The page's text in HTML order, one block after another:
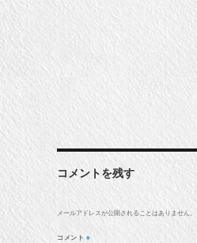
コメントを残す
メールアドレスが公開されることはありません。
コメント※